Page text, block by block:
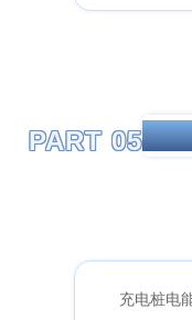
PART 05典型
充电桩电